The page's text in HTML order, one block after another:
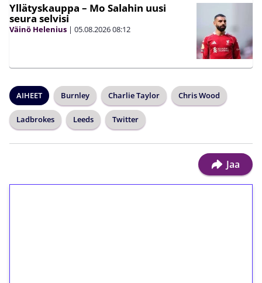
Yllätyskauppa – Mo Salahin uusi
seura selvisi
Väinö Helenius | 05.08.202608:12
AIHEET Burnley Charlie Taylor Chris Wood
Ladbrokes Leeds Twitter
Jaa